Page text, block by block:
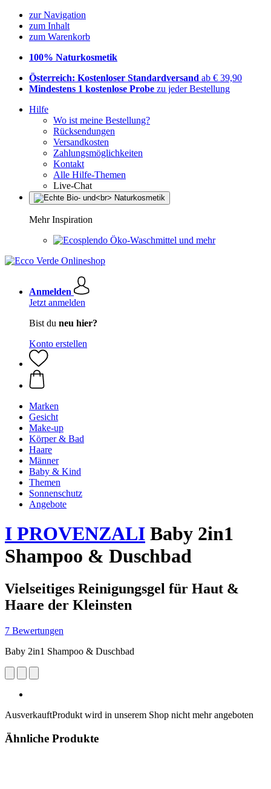
zur Navigation
zum Inhalt
zum Warenkorb
100% Naturkosmetik
Österreich: Kostenloser Standardversand ab € 39,90
Mindestens 1 kostenlose Probe zu jeder Bestellung
Hilfe
Wo ist meine Bestellung?
Rücksendungen
Versandkosten
Zahlungsmöglichkeiten
Kontakt
Alle Hilfe-Themen
Live-Chat
Mehr Inspiration
Öko-Waschmittel und mehr
Anmelden
Jetzt anmelden
Bist du neu hier?
Konto erstellen
Marken
Gesicht
Make-up
Körper & Bad
Haare
Männer
Baby & Kind
Themen
Sonnenschutz
Angebote
I PROVENZALI Baby 2in1
Shampoo & Duschbad
Vielseitiges Reinigungsgel für Haut &
Haare der Kleinsten
7 Bewertungen
Baby 2in1 Shampoo & Duschbad
AusverkauftProdukt wird in unserem Shop nicht mehr angeboten
Ähnliche Produkte